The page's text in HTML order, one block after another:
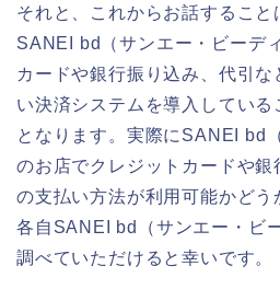
それと、これからお話すること
SANEI bd（サンエー・ビーデ
カードや銀行振り込み、代引
い決済システムを導入してい
となります。実際にSANEI bd
のお店でクレジットカードや
の支払い方法が利用可能かどう
各自SANEI bd（サンエー・ビ
調べていただけると幸いです。